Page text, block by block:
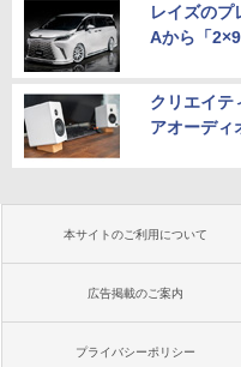
レイズのプ
Aから「
クリエイテ
アオーディ
本サイトのご利用について
広告掲載のご案内
プライバシーポリシー